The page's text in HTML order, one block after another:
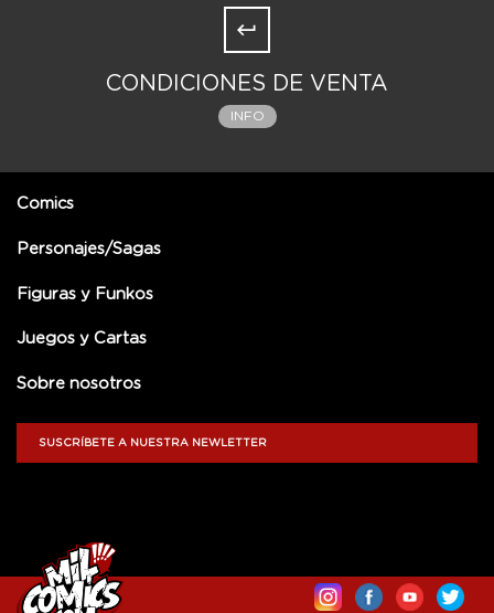
CONDICIONES DE VENTA
INFO
Comics
Personajes/Sagas
Figuras y Funkos
Juegos y Cartas
Sobre nosotros
SUSCRÍBETE A NUESTRA NEWLETTER